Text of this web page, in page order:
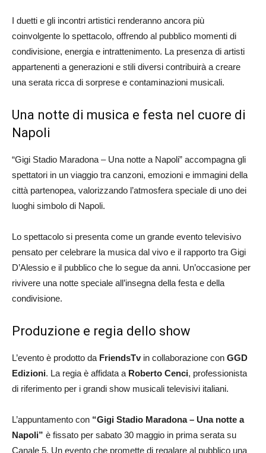
I duetti e gli incontri artistici renderanno ancora più
coinvolgente lo spettacolo, offrendo al pubblico momenti di
condivisione, energia e intrattenimento. La presenza di artisti
appartenenti a generazioni e stili diversi contribuirà a creare
una serata ricca di sorprese e contaminazioni musicali.
Una notte di musica e festa nel cuore di
Napoli
“Gigi Stadio Maradona – Una notte a Napoli” accompagna gli
spettatori in un viaggio tra canzoni, emozioni e immagini della
città partenopea, valorizzando l’atmosfera speciale di uno dei
luoghi simbolo di Napoli.
Lo spettacolo si presenta come un grande evento televisivo
pensato per celebrare la musica dal vivo e il rapporto tra Gigi
D’Alessio e il pubblico che lo segue da anni. Un’occasione per
rivivere una notte speciale all’insegna della festa e della
condivisione.
Produzione e regia dello show
L’evento è prodotto da FriendsTvin collaborazione con GGD
Edizioni. La regia è affidata a Roberto Cenci, professionista
di riferimento per i grandi show musicali televisivi italiani.
L’appuntamento con “Gigi Stadio Maradona – Una notte a
Napoli” è fissato per sabato 30 maggio in prima serata su
Canale 5. Un evento che promette di regalare al pubblico una